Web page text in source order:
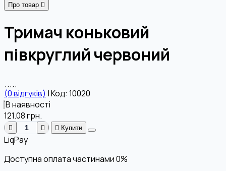
Про товар
Тримач коньковий
півкруглий червоний
(0 відгуків) |Код: 10020
В наявності
121.08грн.
Купити
LiqPay
Доступна оплата частинами0%